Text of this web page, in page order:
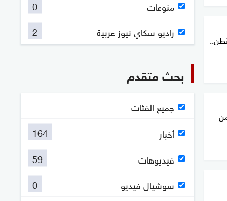
منوعات
0
راديو سكاي نيوز عربية
2
بحث متقدم
جميع الفئات
أخبار
164
فيديوهات
59
سوشيال فيديو
0